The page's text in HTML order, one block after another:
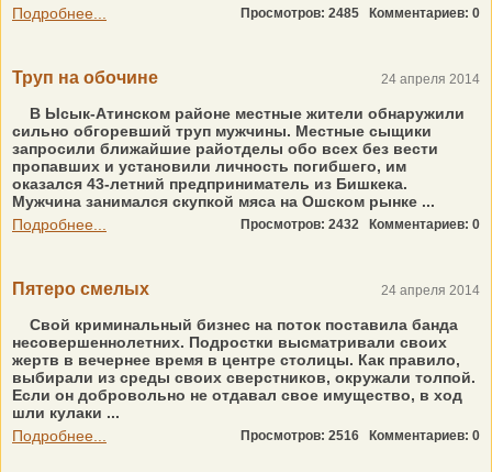
Подробнее...
Просмотров: 2485 Комментариев: 0
Труп на обочине 24 апреля 2014
В Ысык-Атинском районе местные жители обнаружили
сильно обгоревший труп мужчины. Местные сыщики
запросили ближайшие райотделы обо всех без вести
пропавших и установили личность погибшего, им
оказался 43-летний предприниматель из Бишкека.
Мужчина занимался скупкой мяса на Ошском рынке ...
Подробнее...
Просмотров: 2432 Комментариев: 0
Пятеро смелых 24 апреля 2014
Свой криминальный бизнес на поток поставила банда
несовершеннолетних. Подростки высматривали своих
жертв в вечернее время в центре столицы. Как правило,
выбирали из среды своих сверстников, окружали толпой.
Если он добровольно не отдавал свое имущество, в ход
шли кулаки ...
Подробнее...
Просмотров: 2516 Комментариев: 0